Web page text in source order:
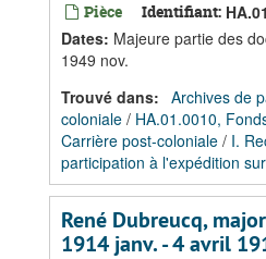
Pièce Identifiant:
Dates: Majeure partie des
1949 nov.
Trouvé dans: Archives de
coloniale / HA.01.0010,
Carrière post-coloniale / I.
participation à l'expédition
René Dubreucq,
1914 janv. - 4 avril